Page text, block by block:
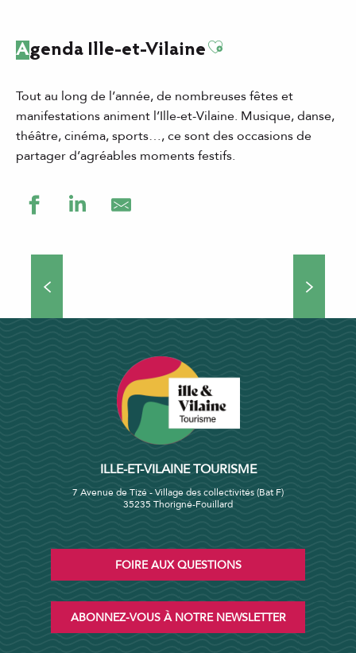
Agenda Ille-et-VilaineAjouter aux
Tout au long de l’année, de nombreuses fêtes et
manifestations animent l’Ille-et-Vilaine. Musique, danse,
théâtre, cinéma, sports…, ce sont des occasions de
partager d’agréables moments festifs.
Théâtre de rue, concerts, manifestations culturelles et
sportives… Si vous choisissez de venir séjourner en Ille-
DÉCOUVRIR
ILLE-ET-VILAINE TOURISME
7 Avenue de Tizé - Village des collectivités (Bat F)
35235 Thorigné-Fouillard
FOIRE AUX QUESTIONS
ABONNEZ-VOUS À NOTRE NEWSLETTER